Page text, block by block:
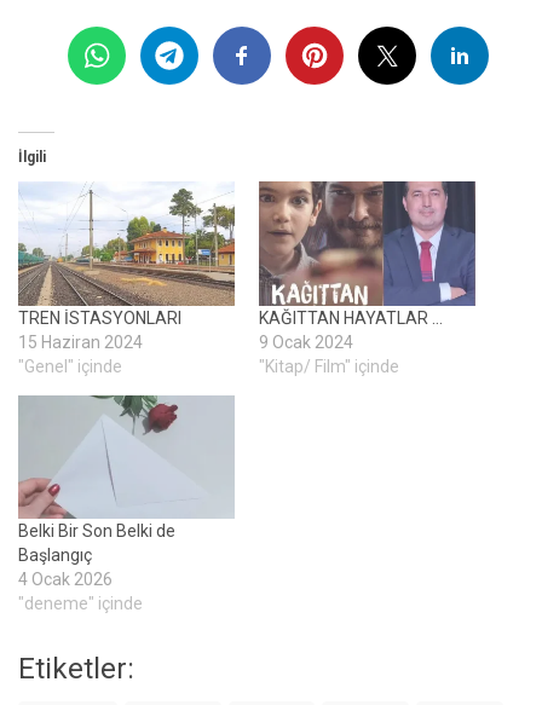
İlgili
TREN İSTASYONLARI
15 Haziran 2024
"Genel" içinde
KAĞITTAN HAYATLAR …
9 Ocak 2024
"Kitap/ Film" içinde
Belki Bir Son Belki de
Başlangıç
4 Ocak 2026
"deneme" içinde
Etiketler: